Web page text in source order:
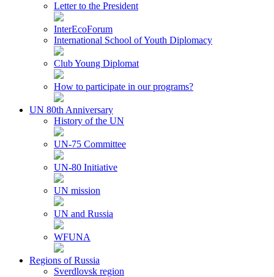
Letter to the President
InterEcoForum
International School of Youth Diplomacy
Club Young Diplomat
How to participate in our programs?
UN 80th Anniversary
History of the UN
UN-75 Committee
UN-80 Initiative
UN mission
UN and Russia
WFUNA
Regions of Russia
Sverdlovsk region